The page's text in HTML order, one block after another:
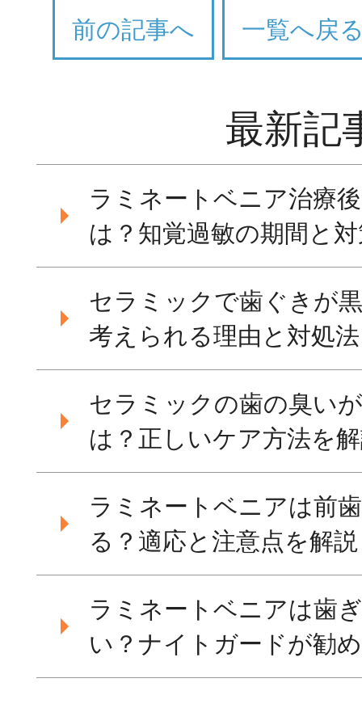
前の記事へ 一覧へ戻
最新記
ラミネートベニア治療
は？知覚過敏の期間と
セラミックで歯ぐきが
考えられる理由と対処
セラミックの歯の臭い
は？正しいケア方法を
ラミネートベニアは前
る？適応と注意点を解説
ラミネートベニアは歯
い？ナイトガードが勧